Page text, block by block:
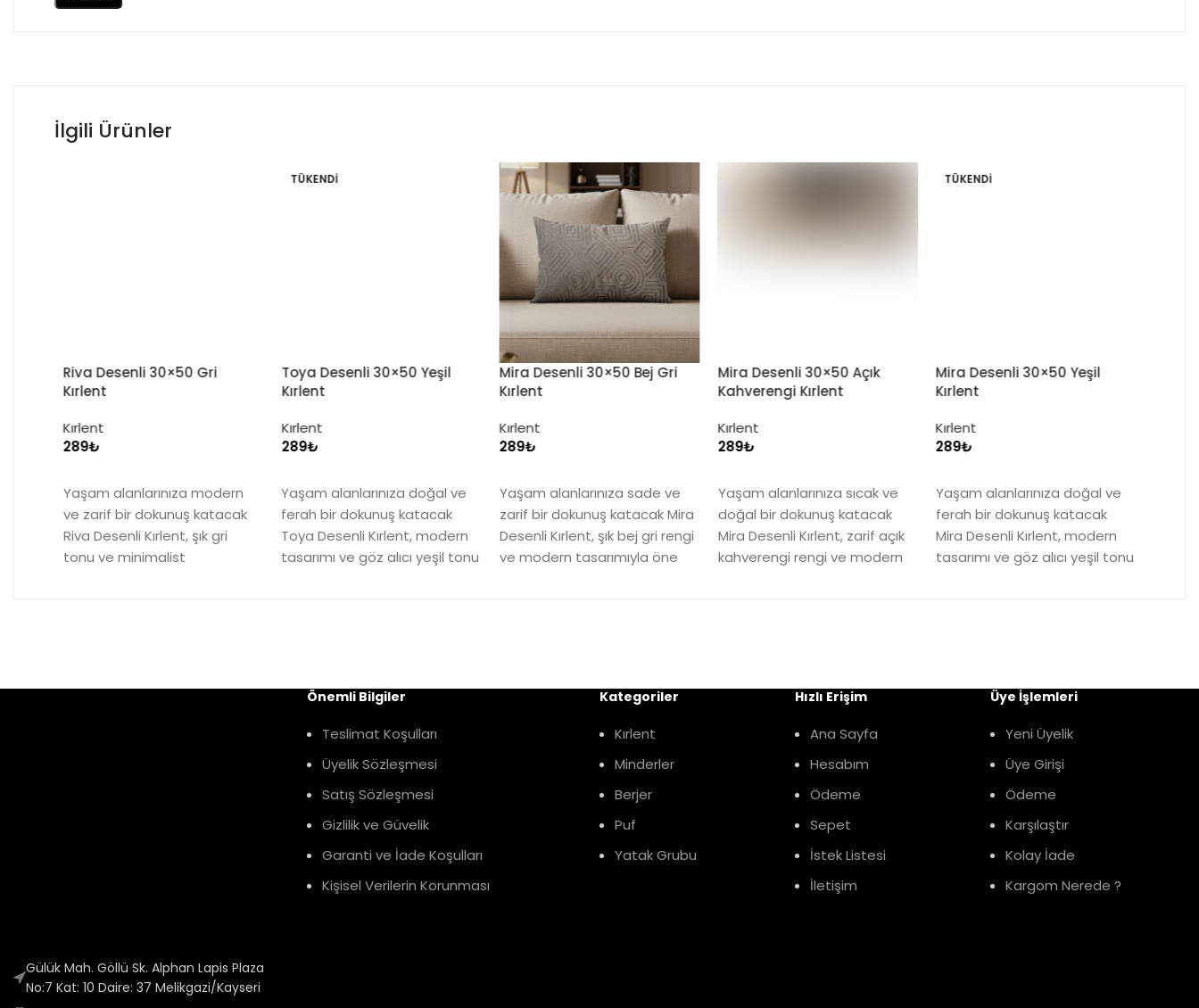
İlgili Ürünler
Toya Desenli 30×50 Yeşil
Kırlent
Kırlent
₺
Yaşam alanlarınıza doğal ve
ferah bir dokunuş katacak
Toya Desenli Kırlent, modern
tasarımı ve göz alıcı yeşil tonu
Mira Desenli 30×50 Bej Gri
Kırlent
Kırlent
₺
Yaşam alanlarınıza sade ve
zarif bir dokunuş katacak Mira
Desenli Kırlent, şık bej gri rengi
ve modern tasarımıyla öne
Mira Desenli 30×50 Açık
Kahverengi Kırlent
Kırlent
₺
Yaşam alanlarınıza sıcak ve
doğal bir dokunuş katacak
Mira Desenli Kırlent, zarif açık
kahverengi rengi ve modern
Mira Desenli 30×50 Yeşil
Kırlent
Kırlent
₺
Yaşam alanlarınıza doğal ve
ferah bir dokunuş katacak
Mira Desenli Kırlent, modern
tasarımı ve göz alıcı yeşil tonu
TÜKENDI
Riva Desenli 30×50 Zeytin
Grisi Kırlent
Kırlent
₺
Yaşam alanlarınıza doğal ve
sofistike bir hava katacak
Riva Desenli Kırlent, benzersiz
zeytin grisi rengi ve modern
Gülük Mah. Göllü Sk. Alphan Lapis Plaza
No:7 Kat: 10 Daire: 37 Melikgazi/Kayseri
Önemli Bilgiler
Teslimat Koşulları
Üyelik Sözleşmesi
Satış Sözleşmesi
Gizlilik ve Güvelik
Garanti ve İade Koşulları
Kişisel Verilerin Korunması
Kategoriler
Kırlent
Minderler
Berjer
Puf
Yatak Grubu
Hızlı Erişim
Ana Sayfa
Hesabım
Ödeme
Sepet
İstek Listesi
İletişim
Üye İşlemleri
Yeni Üyelik
Üye Girişi
Ödeme
Karşılaştır
Kolay İade
Kargom Nerede ?